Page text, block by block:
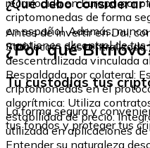
reconocida en Europa por
criptomonedas de forma
en español. Además,
mantienes el control de tus
¿Qué debo
Antes de invertir en Dai,
Stablecoin
descentralizada vinculada
Respaldada por colateral:
criptomonedas en el
algorítmica: Utiliza
estabilidad de precio.
utilizada en aplicaciones
Entender su naturaleza
¿Por qué
Tu custodias tus
La forma segura y
tus fondos y proteger tus